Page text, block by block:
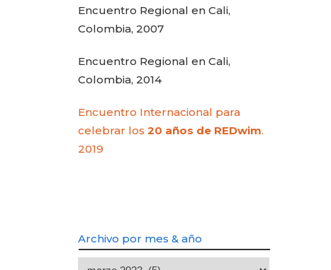
Encuentro Regional en Cali,
Colombia, 2007
Encuentro Regional en Cali,
Colombia, 2014
Encuentro Internacional para
celebrar los 20 años de REDwim.
2019
Archivo por mes & año